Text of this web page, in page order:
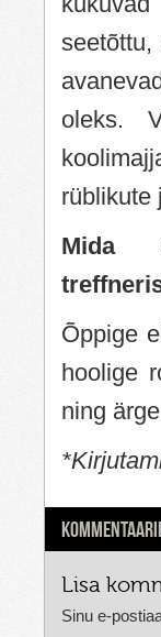
oleks.
rüblikute
Mida
Õppige
hoolige
ning
Lisa
Sinu e-